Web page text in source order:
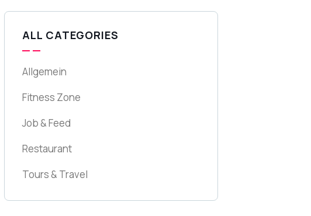
ALL CATEGORIES
Allgemein
Fitness Zone
Job & Feed
Restaurant
Tours & Travel